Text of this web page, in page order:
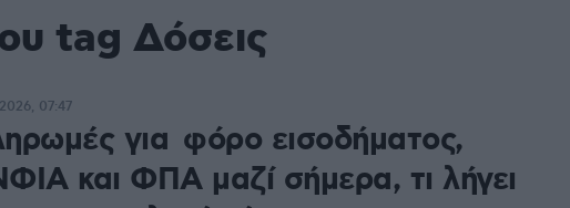
tag Δόσεις
για φόρο εισοδήματος,
και ΦΠΑ μαζί σήμερα, τι λήγει
07:47